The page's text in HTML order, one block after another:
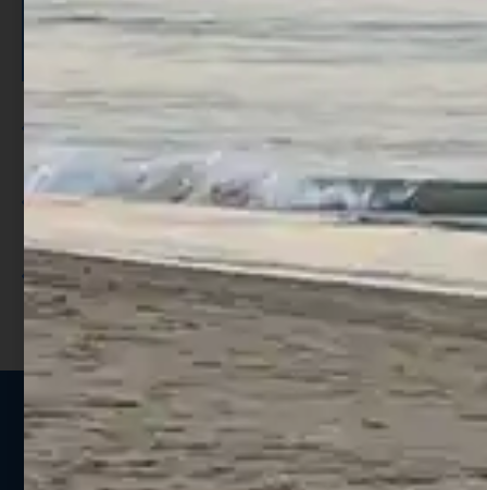
ISCRIVITI E RICEVI 3,50€ DI
SCONTO >
Per ogni acquisto accumuli ulteriori
punti;
Utilizza i punti per ricevere uno
sconto;
I punti sono indicati nella pagina
prodotto;
Seguici sui social